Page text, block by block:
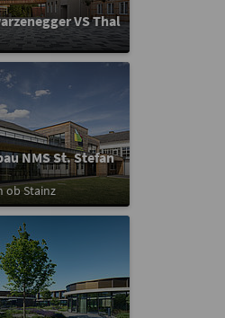
VS Thal
NMS St. Stefan
ob Stainz